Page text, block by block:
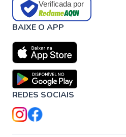
Verificada por
BAIXE O APP
REDES SOCIAIS